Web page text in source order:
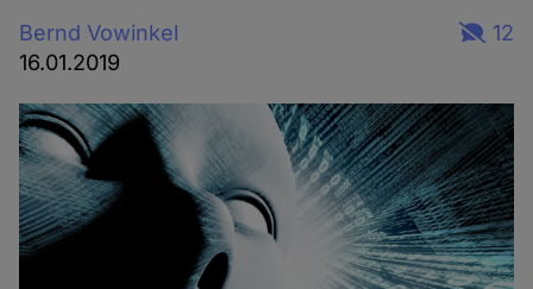
Bernd Vowinkel
16.01.2019
12